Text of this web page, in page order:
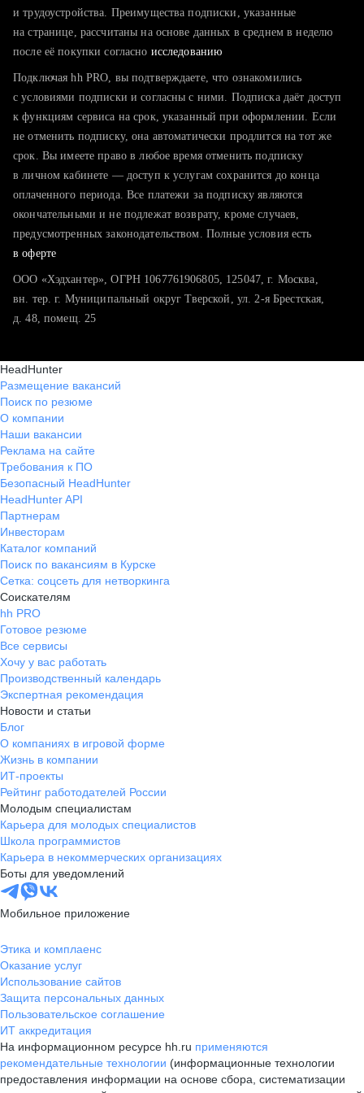
тратите много времени на поиск и вручную поднимаете
хотите сравнить себя с конкурентами и оценить шансы
и трудоустройства. Преимущества подписки, указанные
на странице, рассчитаны на основе данных в среднем в неделю
после её покупки согласно исследованию
Подключая hh PRO, вы подтверждаете, что ознакомились
с условиями подписки и согласны с ними. Подписка даёт доступ
к функциям сервиса на срок, указанный при оформлении. Если
не отменить подписку, она автоматически продлится на тот же
срок. Вы имеете право в любое время отменить подписку
в личном кабинете — доступ к услугам сохранится до конца
оплаченного периода. Все платежи за подписку являются
окончательными и не подлежат возврату, кроме случаев,
предусмотренных законодательством. Полные условия есть
в оферте
ООО «Хэдхантер», ОГРН 1067761906805, 125047, г. Москва,
вн. тер. г. Муниципальный округ Тверской, ул. 2-я Брестская,
д. 48, помещ. 25
HeadHunter
Размещение вакансий
Поиск по резюме
О компании
Наши вакансии
Реклама на сайте
Требования к ПО
Безопасный HeadHunter
HeadHunter API
Партнерам
Инвесторам
Каталог компаний
Поиск по вакансиям в Курске
Сетка: соцсеть для нетворкинга
Соискателям
hh PRO
Готовое резюме
Все сервисы
Хочу у вас работать
Производственный календарь
Экспертная рекомендация
Новости и статьи
Блог
О компаниях в игровой форме
Жизнь в компании
ИТ-проекты
Рейтинг работодателей России
Молодым специалистам
Карьера для молодых специалистов
Школа программистов
Карьера в некоммерческих организациях
Боты для уведомлений
Мобильное приложение
Этика и комплаенс
Оказание услуг
Использование сайтов
Защита персональных данных
Пользовательское соглашение
ИТ аккредитация
На информационном ресурсе hh.ru применяются
рекомендательные технологии (информационные технологии
предоставления информации на основе сбора, систематизации